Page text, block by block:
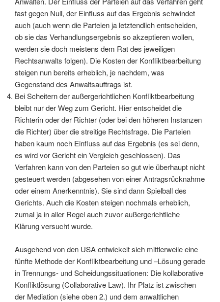
fast gegen Null, der Einfluss auf das Ergebnis schwindet
auch (auch wenn die Parteien ja letztendlich entscheiden,
ob sie das Verhandlungsergebnis so akzeptieren wollen,
werden sie doch meistens dem Rat des jeweiligen
Rechtsanwalts folgen). Die Kosten der Konfliktbearbeitung
steigen nun bereits erheblich, je nachdem, was
Gegenstand des Anwaltsauftrags ist.
Bei Scheitern der außergerichtlichen Konfliktbearbeitung
bleibt nur der Weg zum Gericht. Hier entscheidet die
Richterin oder der Richter (oder bei den höheren Instanzen
die Richter) über die streitige Rechtsfrage. Die Parteien
haben kaum noch Einfluss auf das Ergebnis (es sei denn,
es wird vor Gericht ein Vergleich geschlossen). Das
Verfahren kann von den Parteien so gut wie überhaupt nicht
gesteuert werden (abgesehen von einer Antragsrücknahme
oder einem Anerkenntnis). Sie sind dann Spielball des
Gerichts. Auch die Kosten steigen nochmals erheblich,
zumal ja in aller Regel auch zuvor außergerichtliche
Klärung versucht wurde.
Ausgehend von den USA entwickelt sich mittlerweile eine
fünfte Methode der Konfliktbearbeitung und –Lösung gerade
in Trennungs- und Scheidungssituationen: Die kollaborative
Konfliktlösung (Collaborative Law). Ihr Platz ist zwischen
der Mediation (siehe oben 2.) und dem anwaltlichen